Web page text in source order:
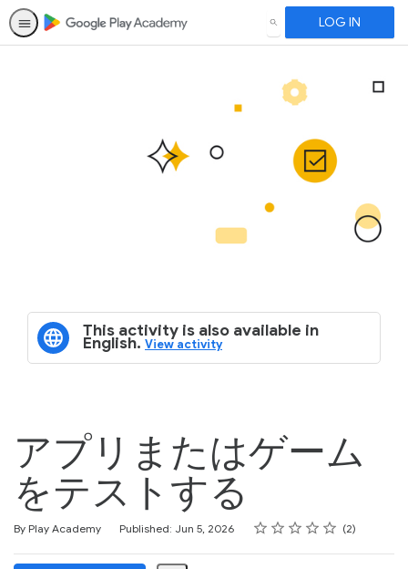
SEARCH LOG IN
This activity is also available in
English. View activity
アプリまたはゲーム
をテストする
By Play Academy Published: Jun 5, 2026 Rating
1 star
2 stars
3 stars
4 stars
5 stars
Average rating: 4.5 2
2 reviews